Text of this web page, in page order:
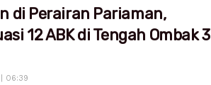
di Perairan Pariaman,
12 ABK di Tengah Ombak 3
06:39